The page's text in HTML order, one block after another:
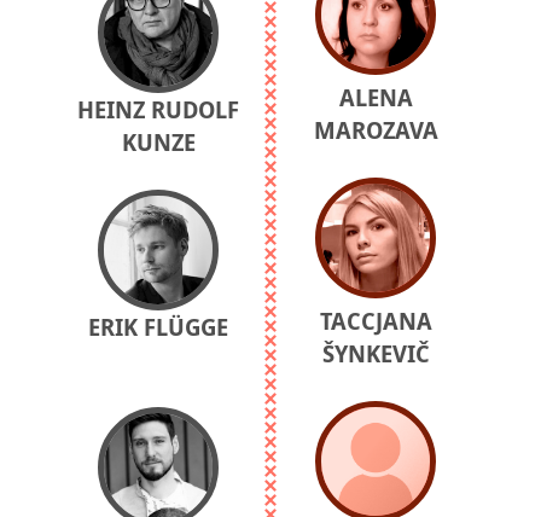
HEINZ RUDOLF
KUNZE
ERIK FLÜGGE
ALENA
MAROZAVA
TACCJANA
ŠYNKEVIČ